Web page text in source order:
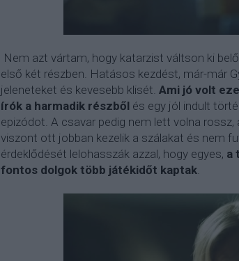
Nem azt vártam, hogy katarzist váltson ki
első két részben. Hatásos kezdést, már-már
jeleneteket és kevesebb klisét. Ami jó volt
írók a harmadik részbőlés egy jól indult
epizódot. A csavar pedig nem lett volna
viszont ott jobban kezelik a szálakat és nem
érdeklődését lelohasszák azzal, hogy egyes, a
fontos dolgok több játékidőt kaptak.